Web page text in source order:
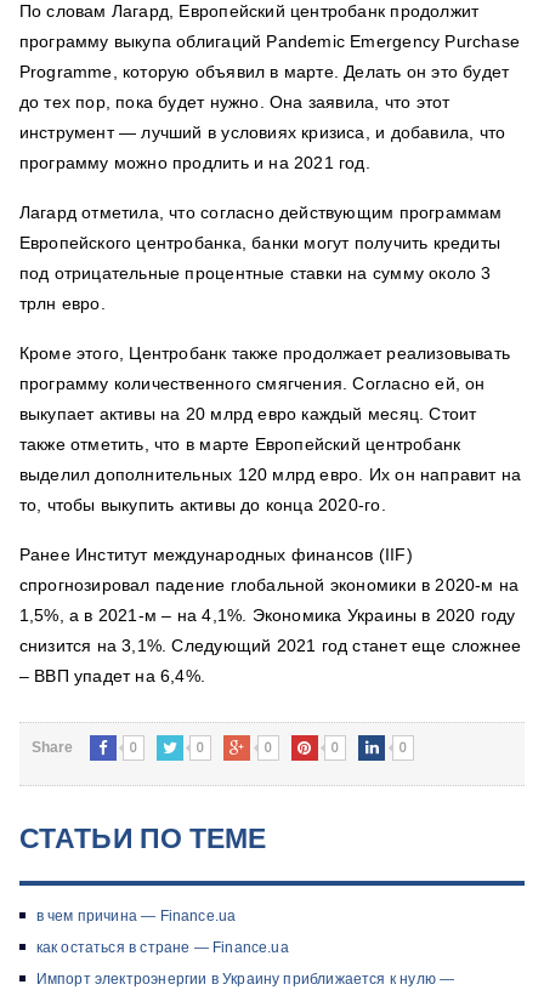
По словам Лагард, Европейский центробанк продолжит
программу выкупа облигаций Pandemic Emergency Purchase
Programme, которую объявил в марте. Делать он это будет
до тех пор, пока будет нужно. Она заявила, что этот
инструмент — лучший в условиях кризиса, и добавила, что
программу можно продлить и на 2021 год.
Лагард отметила, что согласно действующим программам
Европейского центробанка, банки могут получить кредиты
под отрицательные процентные ставки на сумму около 3
трлн евро.
Кроме этого, Центробанк также продолжает реализовывать
программу количественного смягчения. Согласно ей, он
выкупает активы на 20 млрд евро каждый месяц. Стоит
также отметить, что в марте Европейский центробанк
выделил дополнительных 120 млрд евро. Их он направит на
то, чтобы выкупить активы до конца 2020-го.
Ранее Институт международных финансов (IIF)
спрогнозировал падение глобальной экономики в 2020-м на
1,5%, а в 2021-м – на 4,1%. Экономика Украины в 2020 году
снизится на 3,1%. Следующий 2021 год станет еще сложнее
– ВВП упадет на 6,4%.
Share 0 0 0 0 0
СТАТЬИ ПО ТЕМЕ
в чем причина — Finance.ua
как остаться в стране — Finance.ua
Импорт электроэнергии в Украину приближается к нулю —